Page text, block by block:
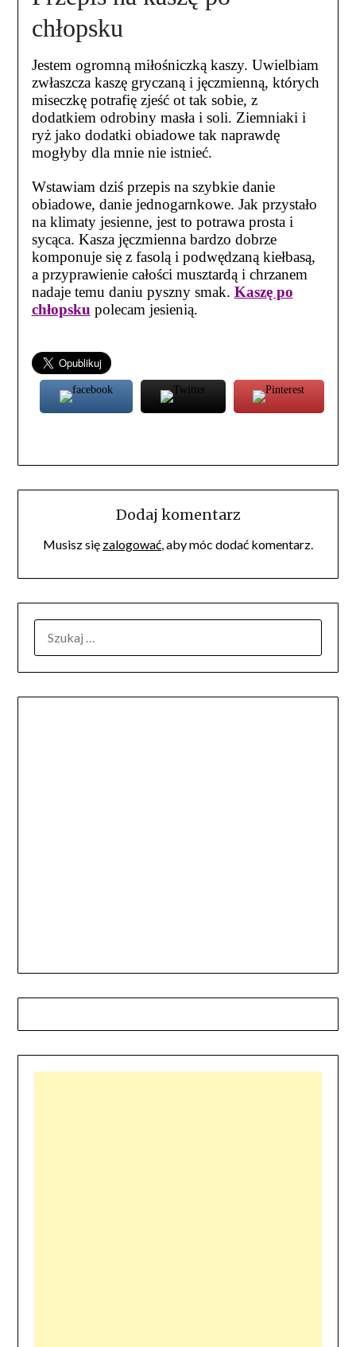
chłopsku
Jestem ogromną miłośniczką kaszy. Uwielbiam
zwłaszcza kaszę gryczaną i jęczmienną, których
miseczkę potrafię zjeść ot tak sobie, z
dodatkiem odrobiny masła i soli. Ziemniaki i
ryż jako dodatki obiadowe tak naprawdę
mogłyby dla mnie nie istnieć.
Wstawiam dziś przepis na szybkie danie
obiadowe, danie jednogarnkowe. Jak przystało
na klimaty jesienne, jest to potrawa prosta i
sycąca. Kasza jęczmienna bardzo dobrze
komponuje się z fasolą i podwędzaną kiełbasą,
a przyprawienie całości musztardą i chrzanem
nadaje temu daniu pyszny smak. Kaszę po
chłopsku polecam jesienią.
Dodaj komentarz
Musisz się zalogować, aby móc dodać komentarz.